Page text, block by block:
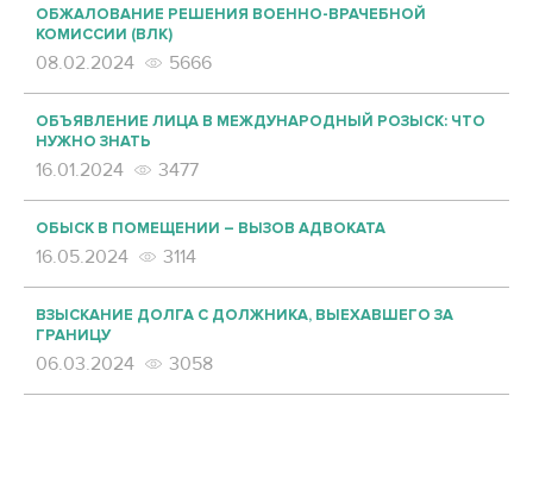
ОБЖАЛОВАНИЕ РЕШЕНИЯ ВОЕННО-ВРАЧЕБНОЙ
КОМИССИИ (ВЛК)
08.02.2024 5666
ОБЪЯВЛЕНИЕ ЛИЦА В МЕЖДУНАРОДНЫЙ РОЗЫСК: ЧТО
НУЖНО ЗНАТЬ
16.01.2024 3477
ОБЫСК В ПОМЕЩЕНИИ – ВЫЗОВ АДВОКАТА
16.05.2024 3114
ВЗЫСКАНИЕ ДОЛГА С ДОЛЖНИКА, ВЫЕХАВШЕГО ЗА
ГРАНИЦУ
06.03.2024 3058